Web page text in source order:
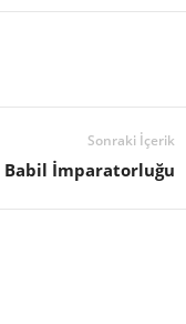
Sonraki İçerik
Babil İmparatorluğu